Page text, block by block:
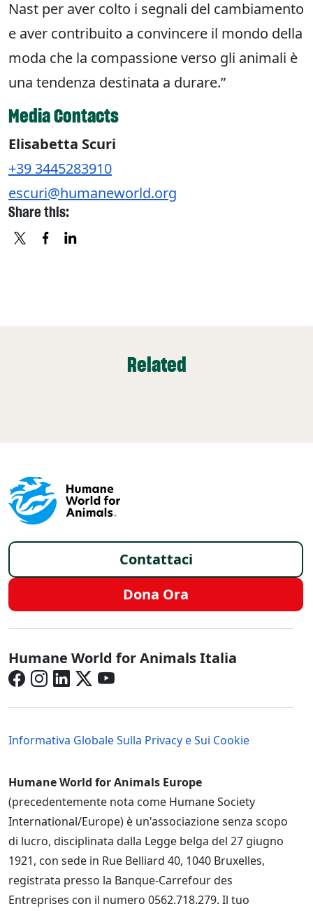
Nast per aver colto i segnali del cambiamento
e aver contribuito a convincere il mondo della
moda che la compassione verso gli animali è
una tendenza destinata a durare.”
Media Contacts
Elisabetta Scuri
+39 3445283910
escuri@humaneworld.org
Share this:
Related
Footer - Italy /it
Contattaci
Dona Ora
Italy - Social Menu in Italian
Humane World for Animals Italia
Informativa Globale Sulla Privacy e Sui Cookie
Humane World for Animals Europe
(precedentemente nota come Humane Society
International/Europe) è un'associazione senza scopo
di lucro, disciplinata dalla Legge belga del 27 giugno
1921, con sede in Rue Belliard 40, 1040 Bruxelles,
registrata presso la Banque-Carrefour des
Entreprises con il numero 0562.718.279. Il tuo